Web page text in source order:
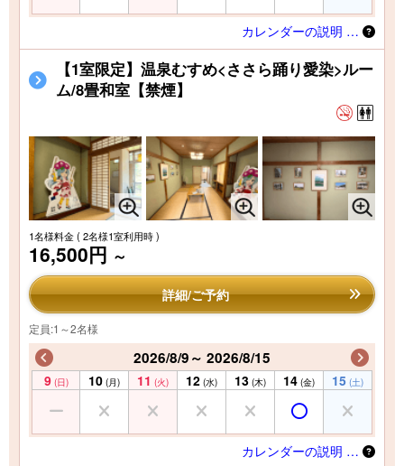
カレンダーの説明 …
【1室限定】温泉むすめ<ささら踊り愛染>ルー
ム/8畳和室【禁煙】
1名様料金( 2名様1室利用時 )
16,500円 ～
詳細/ご予約
定員:1～2名様
2026/8/9～ 2026/8/15
9 (日) 10 (月) 11 (火) 12 (水) 13 (木) 14 (金) 15 (土)
カレンダーの説明 …